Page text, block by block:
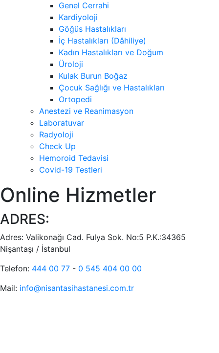
Genel Cerrahi
Kardiyoloji
Göğüs Hastalıkları
İç Hastalıkları (Dâhiliye)
Kadın Hastalıkları ve Doğum
Üroloji
Kulak Burun Boğaz
Çocuk Sağlığı ve Hastalıkları
Ortopedi
Anestezi ve Reanimasyon
Laboratuvar
Radyoloji
Check Up
Hemoroid Tedavisi
Covid-19 Testleri
Online Hizmetler
ADRES:
Adres: Valikonağı Cad. Fulya Sok. No:5 P.K.:34365
Nişantaşı / İstanbul
Telefon: 444 00 77 - 0 545 404 00 00
Mail: info@nisantasihastanesi.com.tr